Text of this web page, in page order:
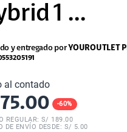
1 ...
y entregado por YOUROUTLET
al contado
75.00 -60%
REGULAR: S/ 189.00
DE ENVÍO DESDE: S/ 5.00